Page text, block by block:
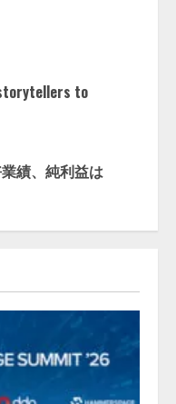
to
績、純利益は